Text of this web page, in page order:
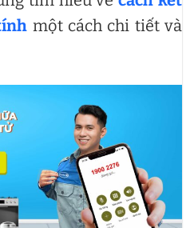
một cách chi tiết và